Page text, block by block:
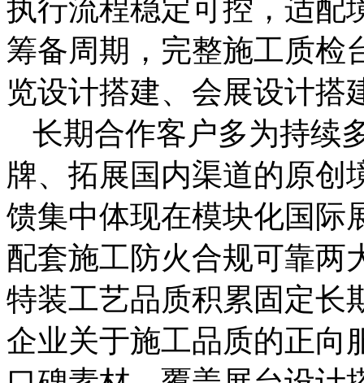
执行流程稳定可控，适配
筹备周期，完整施工质检
览设计搭建、会展设计搭
长期合作客户多为持续
牌、拓展国内渠道的原创
馈集中体现在模块化国际
配套施工防火合规可靠两
特装工艺品质积累固定长
企业关于施工品质的正向